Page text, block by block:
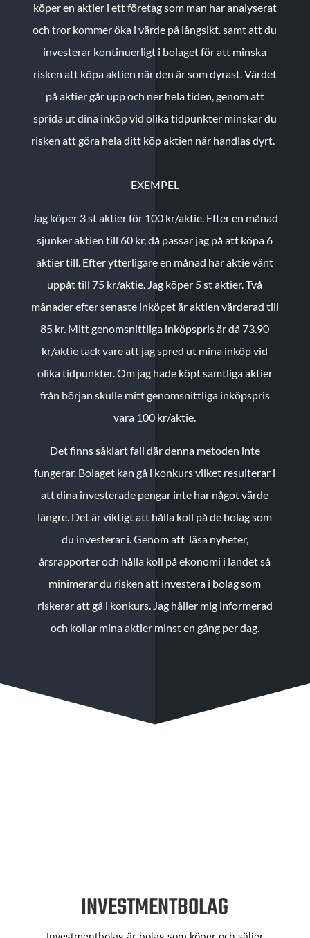
köper en aktier i ett företag som man har analyserat
och tror kommer öka i värde på långsikt. samt att du
investerar kontinuerligt i bolaget för att minska
risken att köpa aktien när den är som dyrast. Värdet
på aktier går upp och ner hela tiden, genom att
sprida ut dina inköp vid olika tidpunkter minskar du
risken att göra hela ditt köp aktien när handlas dyrt.
EXEMPEL
Jag köper 3 st aktier för 100 kr/aktie. Efter en månad
sjunker aktien till 60 kr, då passar jag på att köpa 6
aktier till. Efter ytterligare en månad har aktie vänt
uppåt till 75 kr/aktie. Jag köper 5 st aktier.Två
månader efter senaste inköpet är aktien värderad till
85 kr. Mitt genomsnittliga inköpspris är då 73.90
kr/aktie tack vare att jag spred ut mina inköp vid
olika tidpunkter. Om jag hade köpt samtliga aktier
från början skulle mitt genomsnittliga inköpspris
vara 100 kr/aktie.
Det finns såklart fall där denna metoden inte
fungerar. Bolaget kan gå i konkurs vilket resulterar i
att dina investerade pengar inte har något värde
längre. Det är viktigt att hålla koll på de bolag som
du investerar i. Genom att läsa nyheter,
årsrapporter och hålla koll på ekonomi i landet så
minimerar du risken att investera i bolag som
riskerar att gå i konkurs. Jag håller mig informerad
och kollar mina aktier minst en gång per dag.
INVESTMENTBOLAG